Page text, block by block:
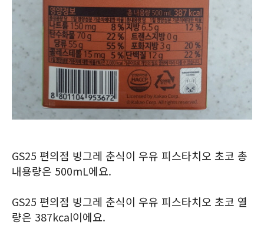
GS25 편의점 빙그레 춘식이 우유 피스타치오 초코 총
내용량은 500mL에요.
GS25 편의점 빙그레 춘식이 우유 피스타치오 초코 열
량은 387kcal이에요.